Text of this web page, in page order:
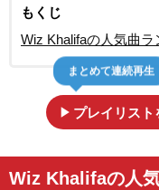
もくじ
Wiz Khalifaの人気曲ラ
play_arrow プレイリスト
まとめて連続再生
Wiz Khalifaの人